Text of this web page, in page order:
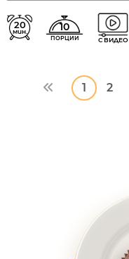
20
мин. 10
ПОРЦИИ С ВИДЕО
1 2